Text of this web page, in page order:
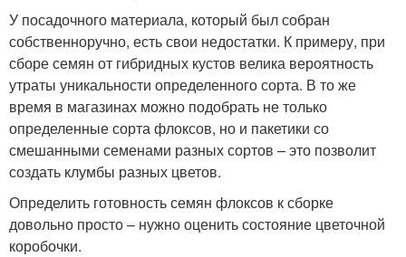
У посадочного материала, который был собран
собственноручно, есть свои недостатки. К примеру, при
сборе семян от гибридных кустов велика вероятность
утраты уникальности определенного сорта. В то же
время в магазинах можно подобрать не только
определенные сорта флоксов, но и пакетики со
смешанными семенами разных сортов – это позволит
создать клумбы разных цветов.
Определить готовность семян флоксов к сборке
довольно просто – нужно оценить состояние цветочной
коробочки.